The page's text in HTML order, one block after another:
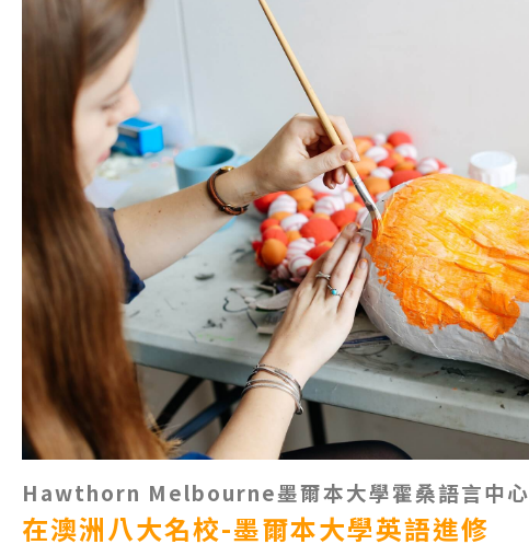
Hawthorn Melbourne墨爾本大學霍桑語言中心
在澳洲八大名校-墨爾本大學英語進修